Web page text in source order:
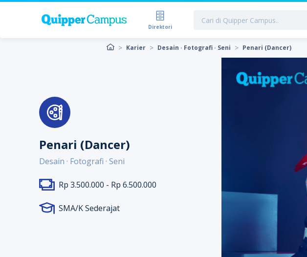
Direktori
Karier Desain · Fotografi · Seni Penari (Dancer)
Penari (Dancer)
Desain · Fotografi · Seni
Rp 3.500.000 - Rp 6.500.000
SMA/K Sederajat